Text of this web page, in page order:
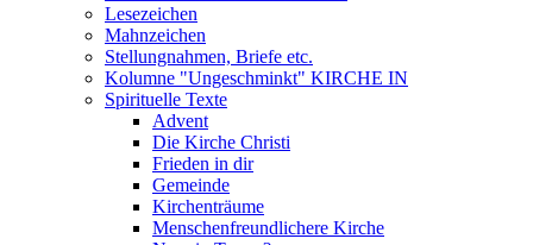
Lesezeichen
Mahnzeichen
Stellungnahmen, Briefe etc.
Kolumne "Ungeschminkt" KIRCHE IN
Spirituelle Texte
Advent
Die Kirche Christi
Frieden in dir
Gemeinde
Kirchenträume
Menschenfreundlichere Kirche